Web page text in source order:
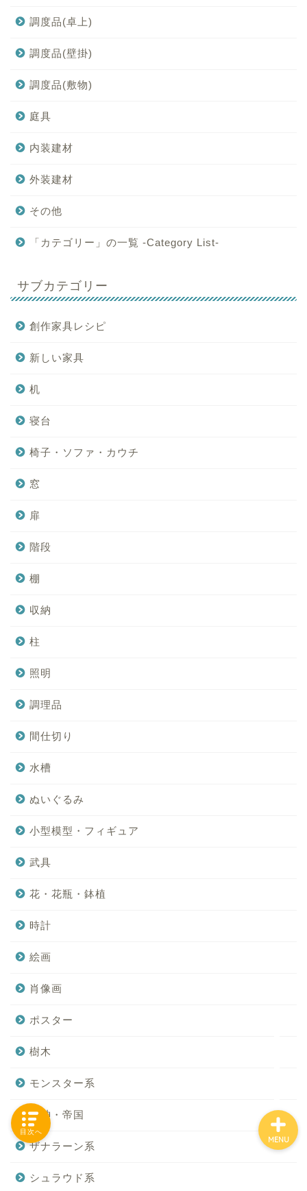
調度品(卓上)
調度品(壁掛)
調度品(敷物)
庭具
内装建材
外装建材
その他
「カテゴリー」の一覧 -Category List-
サブカテゴリー
創作家具レシピ
新しい家具
机
寝台
椅子・ソファ・カウチ
窓
扉
階段
棚
収納
柱
照明
調理品
間仕切り
水槽
ぬいぐるみ
小型模型・フィギュア
武具
花・花瓶・鉢植
時計
絵画
肖像画
ポスター
樹木
モンスター系
蛮神・帝国
ザナラーン系
シュラウド系
MENU
目次へ